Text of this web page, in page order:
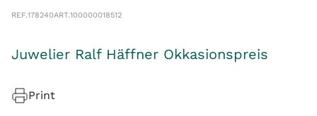
REF.178240ART.100000018512
Juwelier Ralf Häffner Okkasionspreis
Print